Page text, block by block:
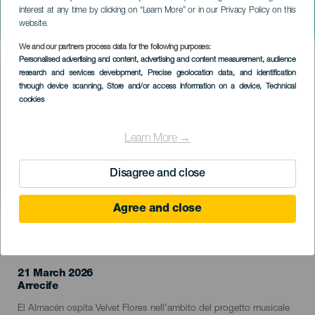
interest at any time by clicking on “Learn More” or in our Privacy Policy on this
website.
We and our partners process data for the following purposes:
Personalised advertising and content, advertising and content measurement, audience
research and services development, Precise geolocation data, and identification
through device scanning, Store and/or access information on a device, Technical
cookies
Learn More →
Disagree and close
Agree and close
Velvet Flores in concerto
LANZAROTE
Imagen
Listado
21 March 2026
Localidad
Arrecife
Descripción
El Almacén ospita Velvet Flores nell'ambito del progetto musicale